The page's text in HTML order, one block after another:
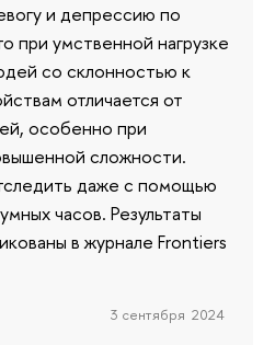
и депрессию по
при умственной нагрузке
со склонностью к
отличается от
особенно при
сложности.
даже с помощью
часов. Результаты
в журнале Frontiers
3 сентября 2024